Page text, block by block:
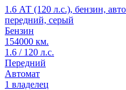
1.6 АТ (120 л.с.), бензин,
передний, серый
Бензин
154000 км.
1.6 / 120 л.с.
Передний
Автомат
1 владелец